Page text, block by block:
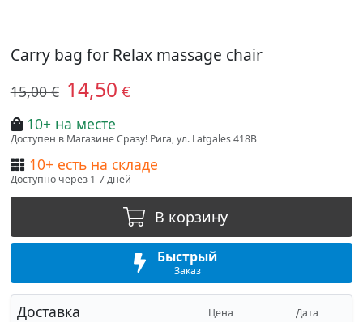
Carry bag for Relax massage chair
15,00 € 14,50 €
10+ на месте
Доступен в Магазине Сразу! Рига, ул. Latgales 418B
10+ есть на складе
Доступно через 1-7 дней
В корзину
Быстрый
Заказ
Доставка Цена Дата